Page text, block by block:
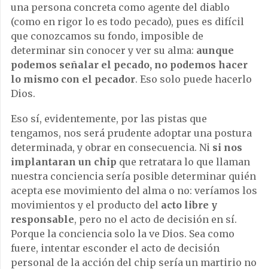
una persona concreta como agente del diablo
(como en rigor lo es todo pecado), pues es difícil
que conozcamos su fondo, imposible de
determinar sin conocer y ver su alma: aunque
podemos señalar el pecado, no podemos hacer
lo mismo con el pecador. Eso solo puede hacerlo
Dios.
Eso sí, evidentemente, por las pistas que
tengamos, nos será prudente adoptar una postura
determinada, y obrar en consecuencia. Ni si nos
implantaran un chip que retratara lo que llaman
nuestra conciencia sería posible determinar quién
acepta ese movimiento del alma o no: veríamos los
movimientos y el producto del acto libre y
responsable, pero no el acto de decisión en sí.
Porque la conciencia solo la ve Dios. Sea como
fuere, intentar esconder el acto de decisión
personal de la acción del chip sería un martirio no